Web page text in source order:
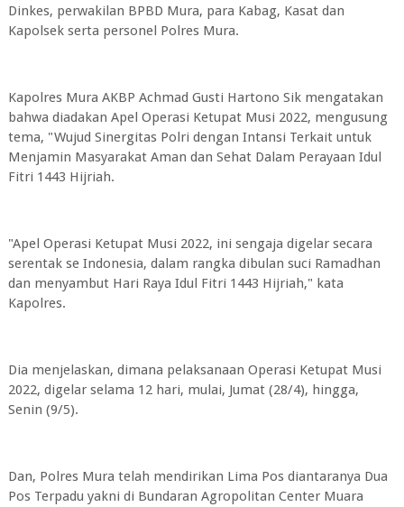
Dinkes, perwakilan BPBD Mura, para Kabag, Kasat dan
Kapolsek serta personel Polres Mura.
Kapolres Mura AKBP Achmad Gusti Hartono Sik mengatakan
bahwa diadakan Apel Operasi Ketupat Musi 2022, mengusung
tema, "Wujud Sinergitas Polri dengan Intansi Terkait untuk
Menjamin Masyarakat Aman dan Sehat Dalam Perayaan Idul
Fitri 1443 Hijriah.
"Apel Operasi Ketupat Musi 2022, ini sengaja digelar secara
serentak se Indonesia, dalam rangka dibulan suci Ramadhan
dan menyambut Hari Raya Idul Fitri 1443 Hijriah," kata
Kapolres.
Dia menjelaskan, dimana pelaksanaan Operasi Ketupat Musi
2022, digelar selama 12 hari, mulai, Jumat (28/4), hingga,
Senin (9/5).
Dan, Polres Mura telah mendirikan Lima Pos diantaranya Dua
Pos Terpadu yakni di Bundaran Agropolitan Center Muara